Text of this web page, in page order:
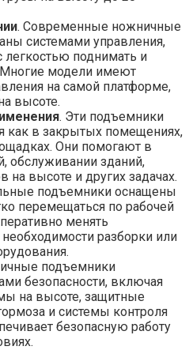
. Современные ножничные
системами управления,
поднимать и
Многие модели имеют
на самой платформе,
высоте.
. Эти подъемники
как в закрытых помещениях,
Они помогают в
обслуживании зданий,
на высоте и других задачах.
подъемники оснащены
перемещаться по рабочей
менять
разборки или
подъемники
безопасности, включая
на высоте, защитные
и системы контроля
безопасную работу